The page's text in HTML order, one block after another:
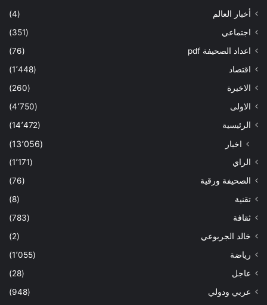
أخبار العالم
(4)
اجتماعي
(351)
اعداد الصحيفة pdf
(76)
اقتصاد
(1٬448)
الاخيرة
(260)
الاولى
(4٬750)
الرئيسية
(14٬472)
اخبار (13٬056)
الراي
(1٬171)
الصحيفة ورقية
(76)
تقنية
(8)
ثقافة
(783)
خالد الجربوعي
(2)
رياضة
(1٬055)
عاجل
(28)
عربي ودولي
(948)